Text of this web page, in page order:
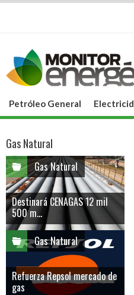
Petróleo General
Gas Natural
Gas Natural
Destinará CENAGAS 12 mil
500 m...
Gas Natural
Refuerza Repsol mercado de
gas